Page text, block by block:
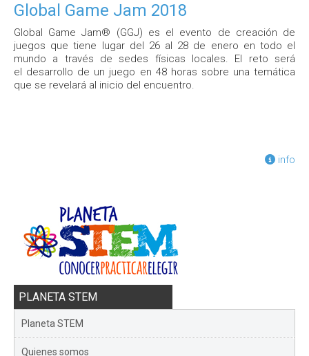
Global Game Jam 2018
Global Game Jam® (GGJ) es el evento de creación de
juegos que tiene lugar del 26 al 28 de enero en todo el
mundo a través de sedes físicas locales. El reto será
el desarrollo de un juego en 48 horas sobre una temática
que se revelará al inicio del encuentro.
info
PLANETA STEM
Planeta STEM
Quienes somos